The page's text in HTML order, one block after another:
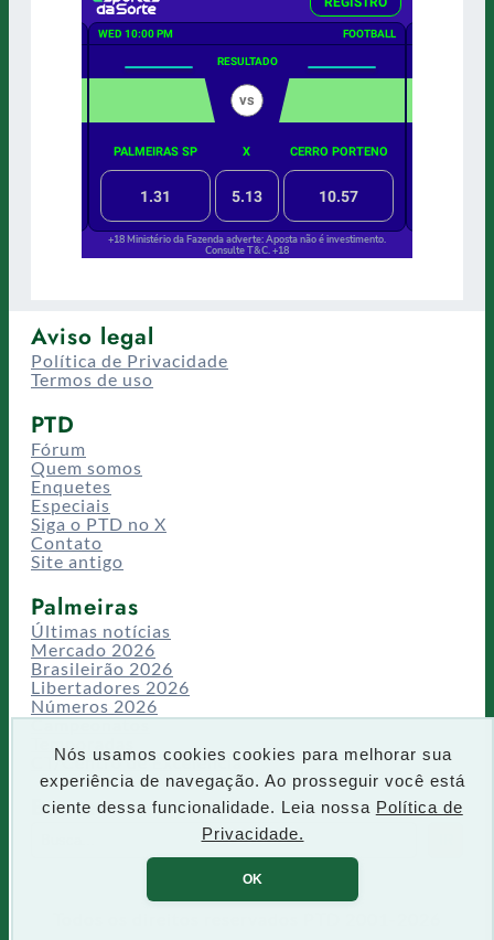
Nós usamos cookies cookies para melhorar sua
experiência de navegação. Ao prosseguir você está
ciente dessa funcionalidade. Leia nossa Política de
Privacidade.
OK
Aviso legal
Política de Privacidade
Termos de uso
PTD
Fórum
Quem somos
Enquetes
Especiais
Siga o PTD no X
Contato
Site antigo
Palmeiras
Últimas notícias
Mercado 2026
Brasileirão 2026
Libertadores 2026
Números 2026
Campeonatos
Temporadas
CT/Centro de Excelência
Busca
P
e
q
u